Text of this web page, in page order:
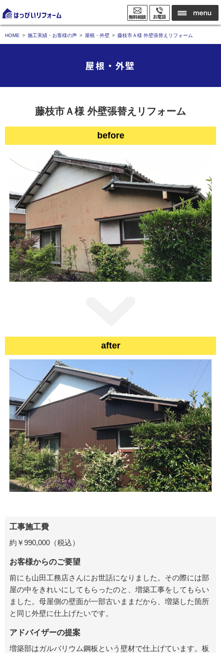
HOME 施工実績・お客様の声 屋根・外壁 藤枝市Ａ様 外壁張替えリフォーム
屋根・外壁
藤枝市Ａ様 外壁張替えリフォーム
before
after
工事施工費
約￥990,000（税込）
お客様からのご要望
前にも山田工務店さんにお世話になりました。その際には部
屋の中をきれいにしてもらったのと、増築工事をしてもらい
ました。母屋側の壁面が一部古いままだから、増築した箇所
と同じ外壁に仕上げたいです。
アドバイザーの提案
増築部はガルバリウム鋼板という壁材で仕上げています。板